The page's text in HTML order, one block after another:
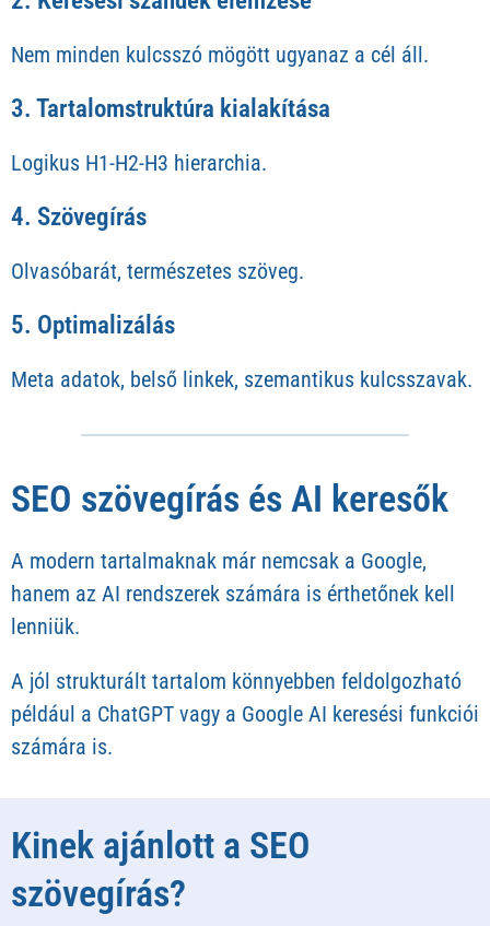
Nem minden kulcsszó mögött ugyanaz a cél áll.
3. Tartalomstruktúra kialakítása
Logikus H1-H2-H3 hierarchia.
4. Szövegírás
Olvasóbarát, természetes szöveg.
5. Optimalizálás
Meta adatok, belső linkek, szemantikus kulcsszavak.
SEO szövegírás és AI keresők
A modern tartalmaknak már nemcsak a Google,
hanem az AI rendszerek számára is érthetőnek kell
lenniük.
A jól strukturált tartalom könnyebben feldolgozható
például a ChatGPT vagy a Google AI keresési funkciói
számára is.
Kinek ajánlott a SEO
szövegírás?